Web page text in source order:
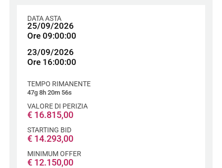
DATA ASTA
25/09/2026
Ore 09:00:00
23/09/2026
Ore 16:00:00
TEMPO RIMANENTE
47g 8h 20m 55s
VALORE DI PERIZIA
€ 16.815,00
STARTING BID
€ 14.293,00
MINIMUM OFFER
€ 12.150,00